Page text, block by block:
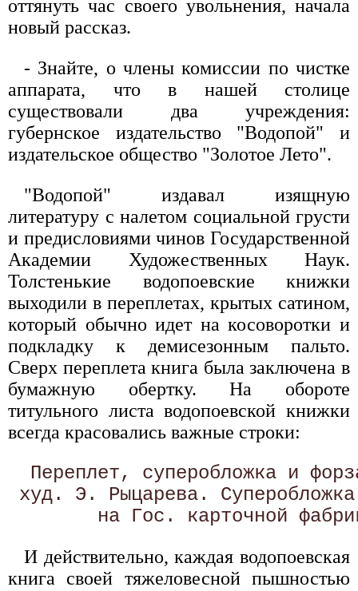
оттянуть час своего увольнения, начала
новый рассказ.
- Знайте, о члены комиссии по чистке
аппарата, что в нашей столице
существовали два учреждения:
губернское издательство "Водопой" и
издательское общество "Золотое Лето".
"Водопой" издавал изящную
литературу с налетом социальной грусти
и предисловиями чинов Государственной
Академии Художественных Наук.
Толстенькие водопоевские книжки
выходили в переплетах, крытых сатином,
который обычно идет на косоворотки и
подкладку к демисезонным пальто.
Сверх переплета книга была заключена в
бумажную обертку. На обороте
титульного листа водопоевской книжки
всегда красовались важные строки:
Переплет, суперобложка и
худ. Э. Рыцарева. Суперобложка
И действительно, каждая водопоевская
книга своей тяжеловесной пышностью